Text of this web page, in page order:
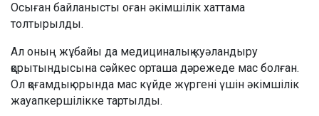
Осыған байланысты оған әкімшілік хаттама
толтырылды.
Ал оның жұбайы да медициналық куәландыру
қорытындысына сәйкес орташа дәрежеде мас болған.
Ол қоғамдық орында мас күйде жүргені үшін әкімшілік
жауапкершілікке тартылды.